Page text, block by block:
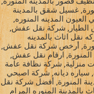
غسيل شقق بالمدينة
المدينه المنوره,
الطيار, شركة نقل عفش,
نقل اثاث بالمدينه
أرخص شركة نقل عفش,
ارقام نقل عفش,
منزلية, شركة نظافة عامة
سياره ديانه, شركة اصبحي
المنورة, أفضل شركة نقل
المنوره المرام